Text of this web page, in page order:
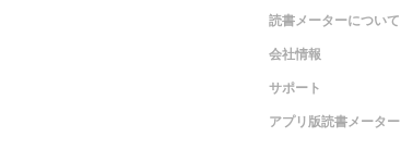
読書メーターについて
会社情報
サポート
アプリ版読書メーター